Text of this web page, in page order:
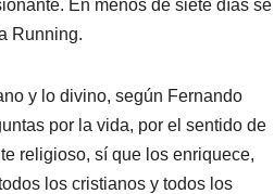
En menos de siete días se
Running.
y lo divino, según Fernando
por la vida, por el sentido de
religioso, sí que los enriquece,
los cristianos y todos los